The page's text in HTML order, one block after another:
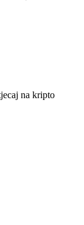
na kripto